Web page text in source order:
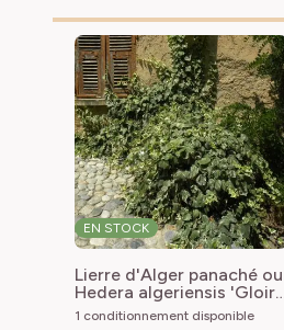
EN STOCK
Lierre d'Alger panaché ou
Hedera algeriensis 'Gloire
de Marengo' Hedera
algeriensis Gloire de
Marengo
1 conditionnement disponible
29,50 €